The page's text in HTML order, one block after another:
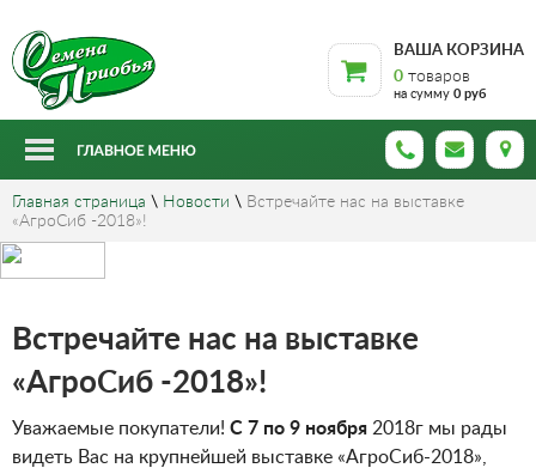
ВАША КОРЗИНА
0 товаров
на сумму 0 руб
Главная страница \ Новости \ Встречайте нас на выставке
«АгроСиб -2018»!
Встречайте нас на выставке
«АгроСиб -2018»!
Уважаемые покупатели! С 7 по 9 ноября 2018г мы рады
видеть Вас на крупнейшей выставке «АгроСиб-2018»,